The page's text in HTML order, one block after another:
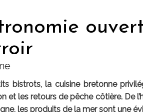
bistrots, la cuisine bretonne
et les retours de pêche côtière. De
les produits de la mer sont une